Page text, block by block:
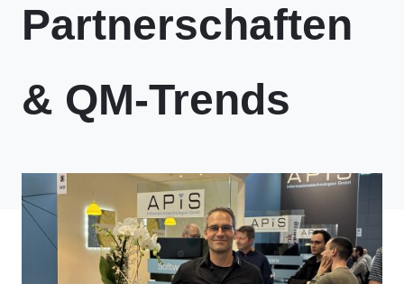
Partnerschaften
& QM-Trends